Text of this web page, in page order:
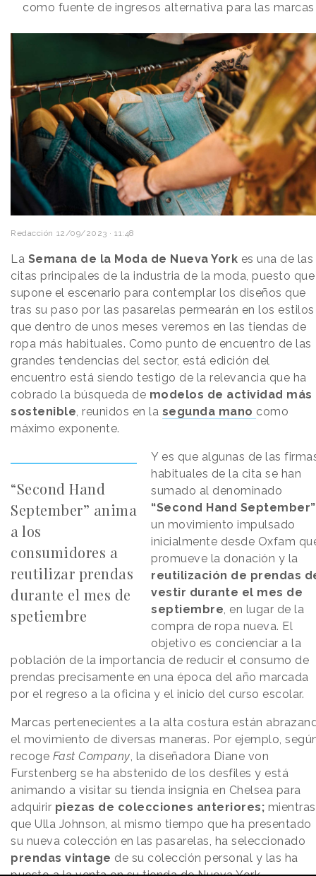
como fuente de ingresos alternativa para las marcas
Redacción 12/09/2023 · 11:48
La Semana de la Moda de Nueva York es una de las
citas principales de la industria de la moda, puesto que
supone el escenario para contemplar los diseños que
tras su paso por las pasarelas permearán en los estilos
que dentro de unos meses veremos en las tiendas de
ropa más habituales. Como punto de encuentro de las
grandes tendencias del sector, está edición del
encuentro está siendo testigo de la relevancia que ha
cobrado la búsqueda de modelos de actividad más
sostenible, reunidos en la segunda mano como
máximo exponente.
“Second Hand
September” anima
a los
consumidores a
reutilizar prendas
durante el mes de
spetiembre
Y es que algunas de las
habituales de la cita se han
sumado al denominado
“Second Hand September”
un movimiento impulsado
inicialmente desde Oxfam
promueve la donación y la
reutilización de prendas
vestir durante el mes de
septiembre, en lugar de la
compra de ropa nueva. El
objetivo es concienciar a la
población de la importancia de reducir el consumo de
prendas precisamente en una época del año marcada
por el regreso a la oficina y el inicio del curso escolar.
Marcas pertenecientes a la alta costura están
el movimiento de diversas maneras. Por ejemplo,
recoge Fast Company, la diseñadora Diane von
Furstenberg se ha abstenido de los desfiles y está
animando a visitar su tienda insignia en Chelsea para
adquirir piezas de colecciones anteriores; mientras
que Ulla Johnson, al mismo tiempo que ha presentado
su nueva colección en las pasarelas, ha seleccionado
prendas vintage de su colección personal y las ha